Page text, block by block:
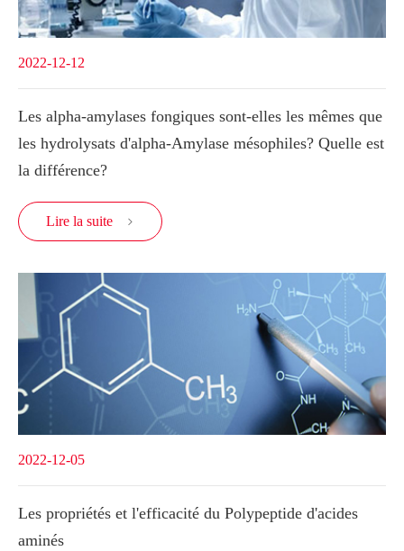
2022-12-12
Les alpha-amylases fongiques sont-elles les mêmes que
les hydrolysats d'alpha-Amylase mésophiles? Quelle est
la différence?
Lire la suite 
2022-12-05
Les propriétés et l'efficacité du Polypeptide d'acides
aminés